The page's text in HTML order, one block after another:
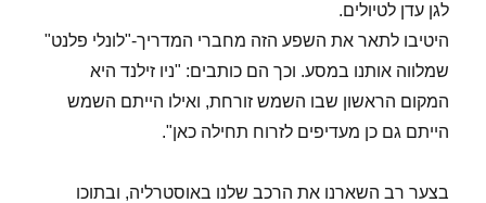
לגן עדן לטיולים.
היטיבו לתאר את השפע הזה מחברי המדריך-"לונלי פלנט"
שמלווה אותנו במסע. וכך הם כותבים: "ניו זילנד היא
המקום הראשון שבו השמש זורחת, ואילו הייתם השמש
הייתם גם כן מעדיפים לזרוח תחילה כאן".
בצער רב השארנו את הרכב שלנו באוסטרליה, ובתוכו